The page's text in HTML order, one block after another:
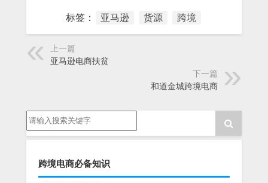
标签： 亚马逊 货源 跨境
上一篇
亚马逊电商扶贫
下一篇
和道金城跨境电商
跨境电商必备知识